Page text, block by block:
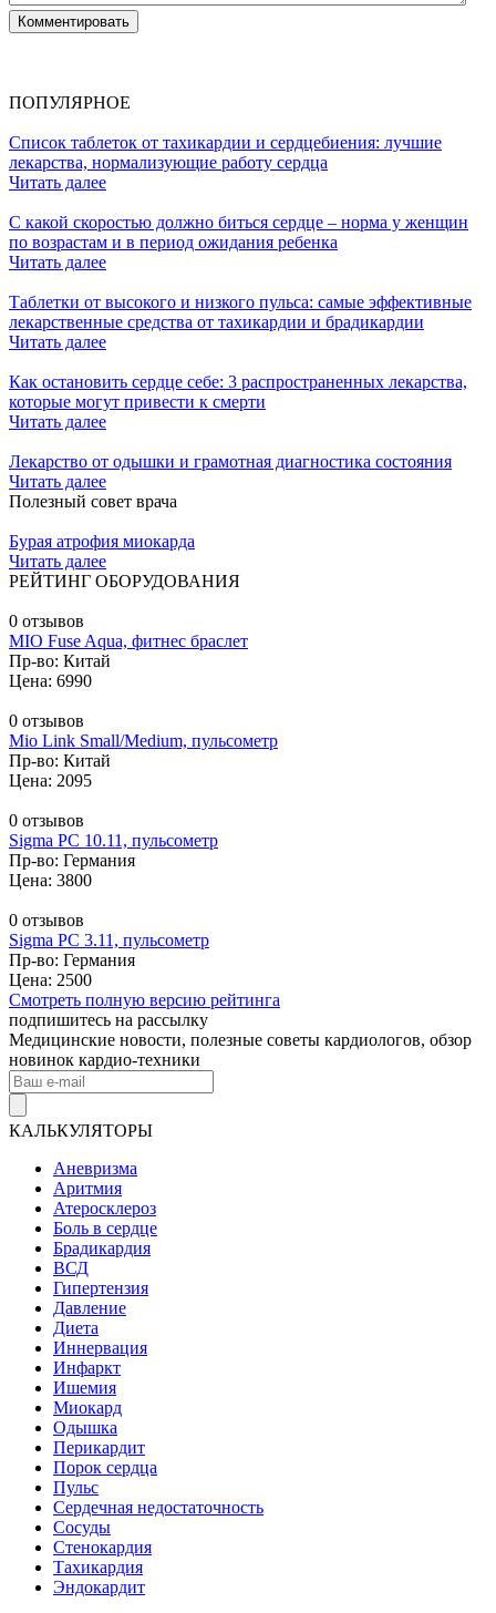
ПОПУЛЯРНОЕ
Список таблеток от тахикардии и сердцебиения: лучшие
лекарства, нормализующие работу сердца
Читать далее
С какой скоростью должно биться сердце – норма у женщин
по возрастам и в период ожидания ребенка
Читать далее
Таблетки от высокого и низкого пульса: самые эффективные
лекарственные средства от тахикардии и брадикардии
Читать далее
Как остановить сердце себе: 3 распространенных лекарства,
которые могут привести к смерти
Читать далее
Лекарство от одышки и грамотная диагностика состояния
Читать далее
Полезный совет врача
Бурая атрофия миокарда
Читать далее
РЕЙТИНГ ОБОРУДОВАНИЯ
0 отзывов
MIO Fuse Aqua, фитнес браслет
Пр-во: Китай
Цена: 6990
0 отзывов
Mio Link Small/Medium, пульсометр
Пр-во: Китай
Цена: 2095
0 отзывов
Sigma PC 10.11, пульсометр
Пр-во: Германия
Цена: 3800
0 отзывов
Sigma PC 3.11, пульсометр
Пр-во: Германия
Цена: 2500
Смотреть полную версию рейтинга
подпишитесь на рассылку
Медицинские новости, полезные советы кардиологов, обзор
новинок кардио-техники
КАЛЬКУЛЯТОРЫ
Аневризма
Аритмия
Атеросклероз
Боль в сердце
Брадикардия
ВСД
Гипертензия
Давление
Диета
Иннервация
Инфаркт
Ишемия
Миокард
Одышка
Перикардит
Порок сердца
Пульс
Сердечная недостаточность
Сосуды
Стенокардия
Тахикардия
Эндокардит